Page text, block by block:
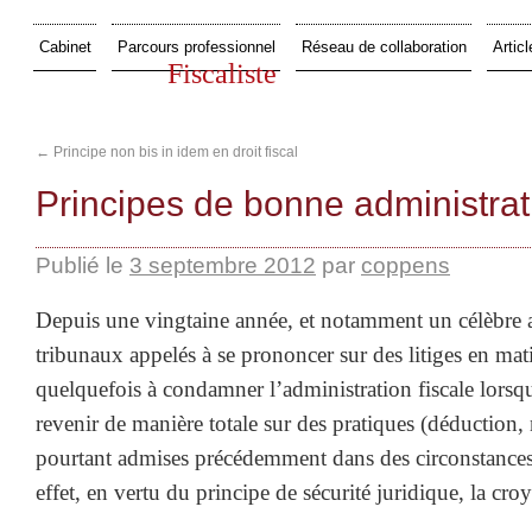
Fiscaliste
Cabinet Parcours professionnel Réseau de collaboration
← Principe non bis in idem en droit fiscal
Principes de bonne
Publié le 3 septembre 2012 par coppens
Depuis une vingtaine année, et notamment un célèbre
tribunaux appelés à se prononcer sur des litiges en
quelquefois à condamner l’administration fiscale
revenir de manière totale sur des pratiques
pourtant admises précédemment dans des
effet, en vertu du principe de sécurité juridique, la